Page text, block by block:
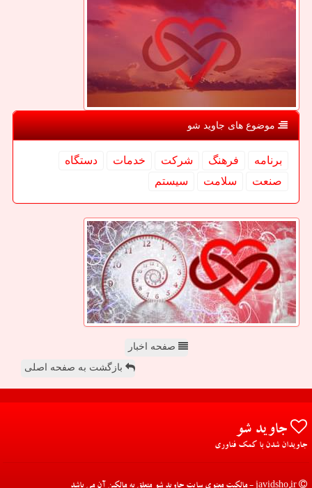
موضوع های جاوید شو
برنامه فرهنگ شركت خدمات
دستگاه
صنعت
سلامت سیستم
صفحه اخبار
بازگشت به صفحه اصلی
جاوید شو
جاویدان شدن با کمک فناوری